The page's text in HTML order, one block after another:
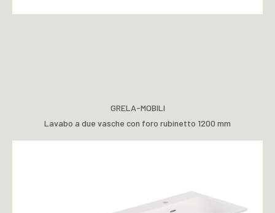
GRELA-MOBILI
Lavabo a due vasche con foro rubinetto 1200 mm